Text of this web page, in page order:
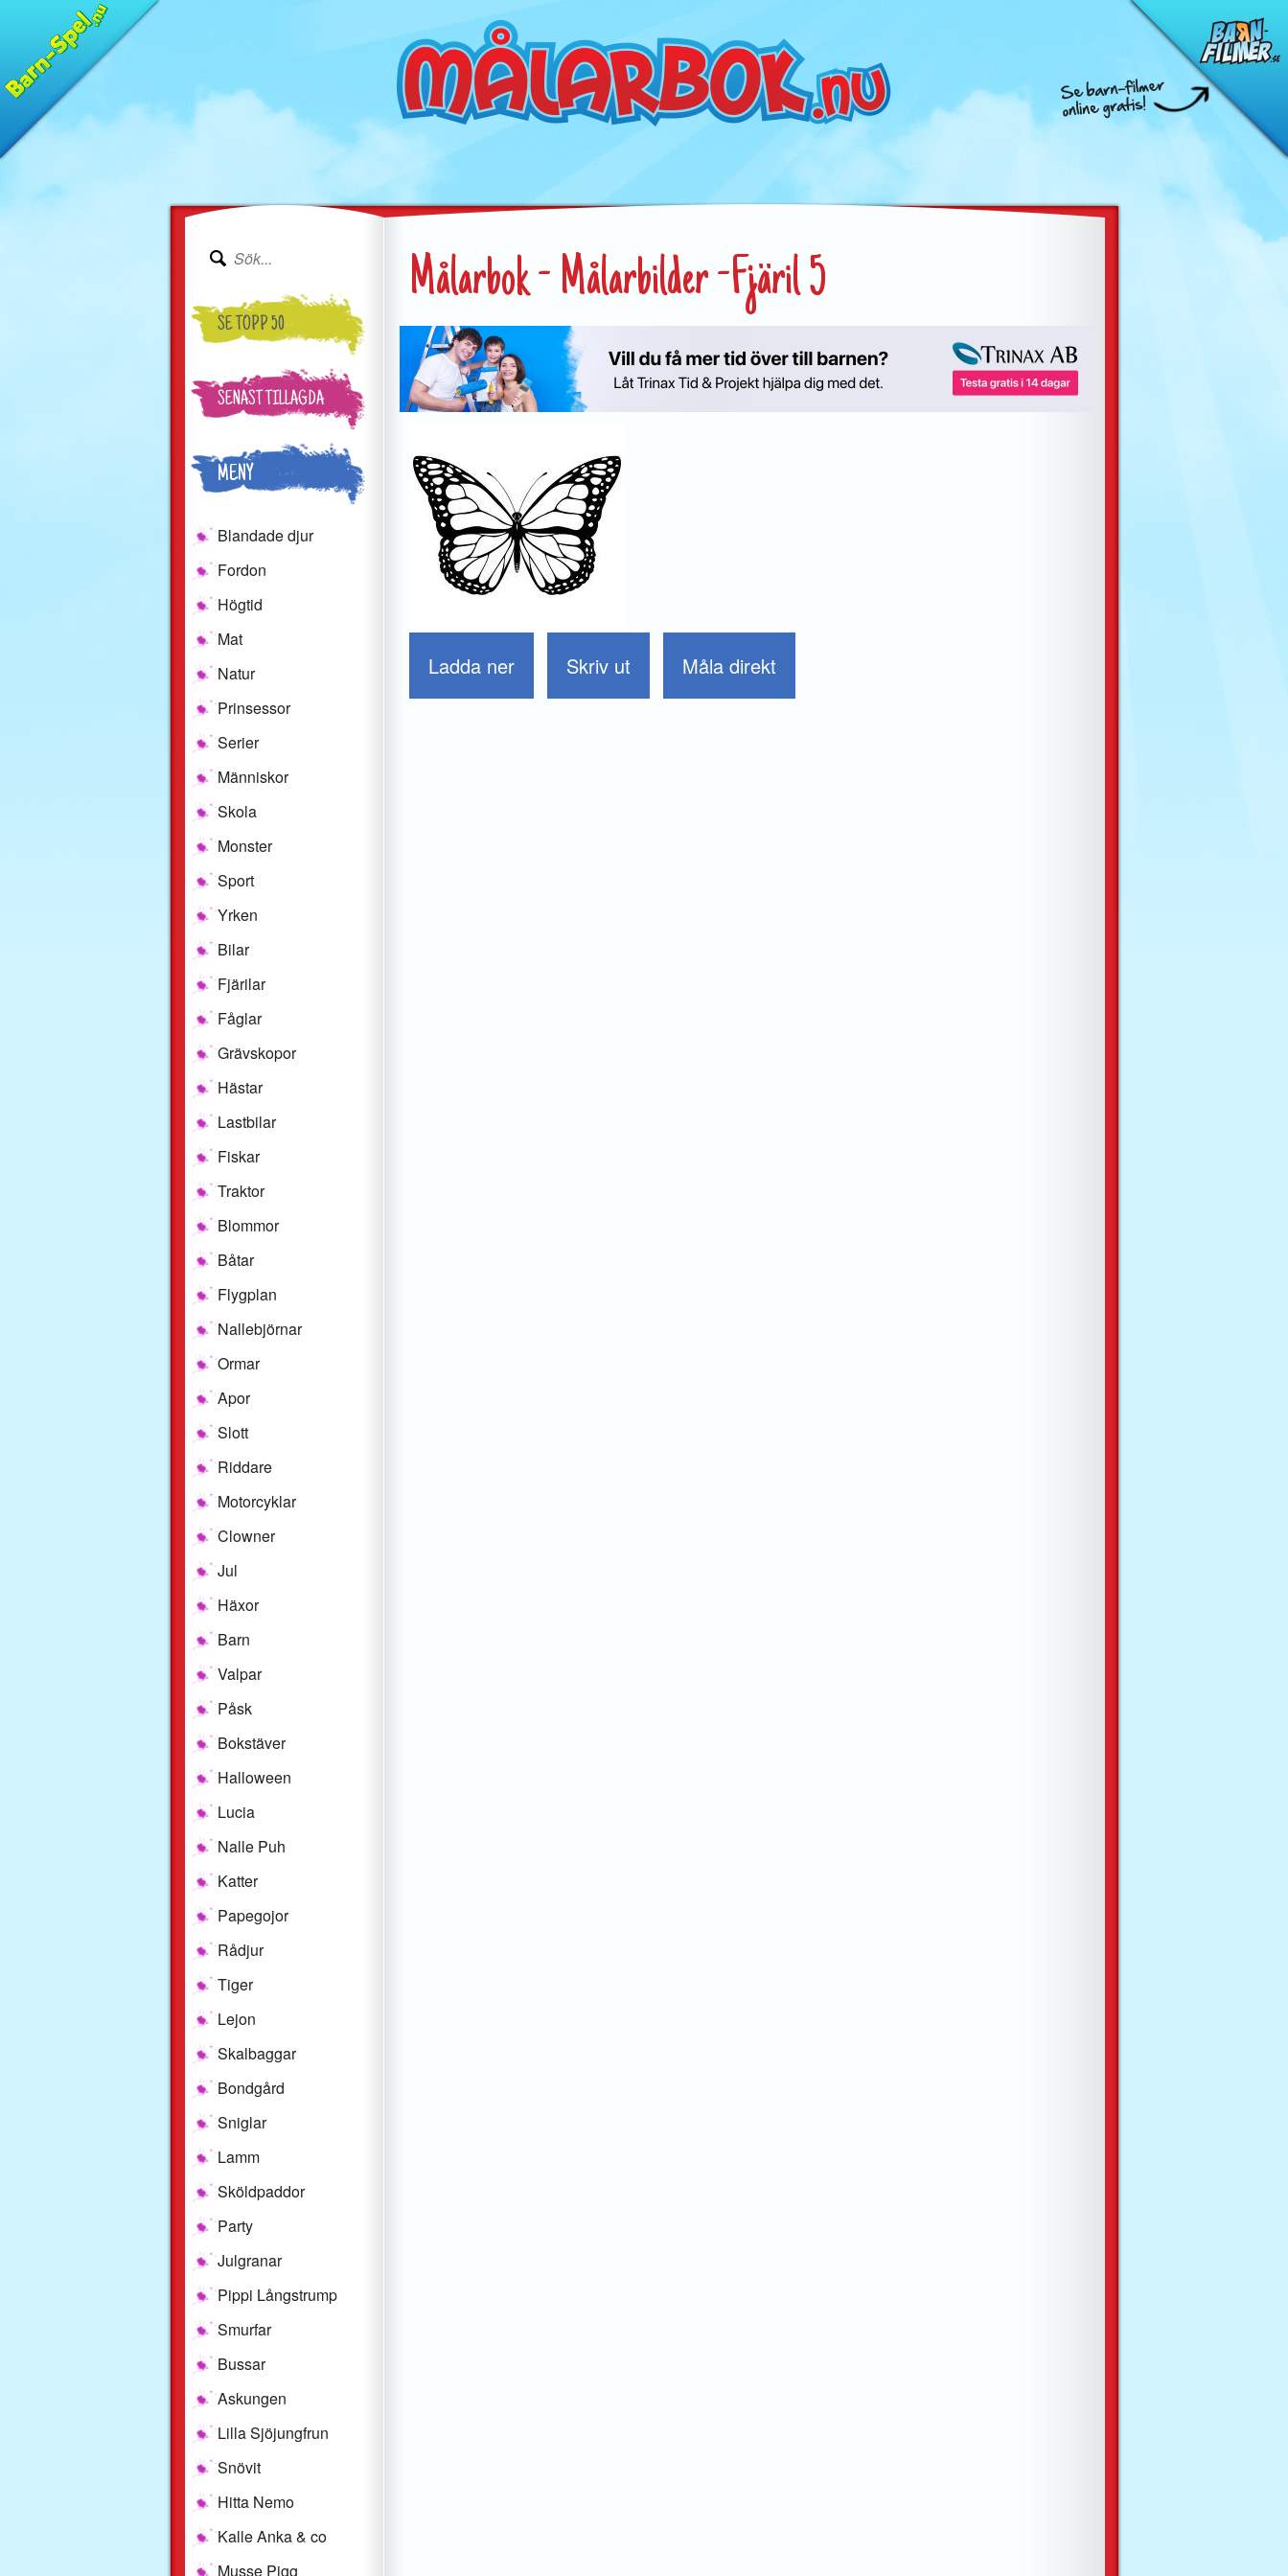
SE TOPP 50
SENAST TILLAGDA
MENY
Blandade djur
Fordon
Högtid
Mat
Natur
Prinsessor
Serier
Människor
Skola
Monster
Sport
Yrken
Bilar
Fjärilar
Fåglar
Grävskopor
Hästar
Lastbilar
Fiskar
Traktor
Blommor
Båtar
Flygplan
Nallebjörnar
Ormar
Apor
Slott
Riddare
Motorcyklar
Clowner
Jul
Häxor
Barn
Valpar
Påsk
Bokstäver
Halloween
Lucia
Nalle Puh
Katter
Papegojor
Rådjur
Tiger
Lejon
Skalbaggar
Bondgård
Sniglar
Lamm
Sköldpaddor
Party
Julgranar
Pippi Långstrump
Smurfar
Bussar
Askungen
Lilla Sjöjungfrun
Snövit
Hitta Nemo
Kalle Anka & co
Musse Pigg
Målarbok - Målarbilder -Fjäril 5
Ladda ner Skriv ut Måla direkt